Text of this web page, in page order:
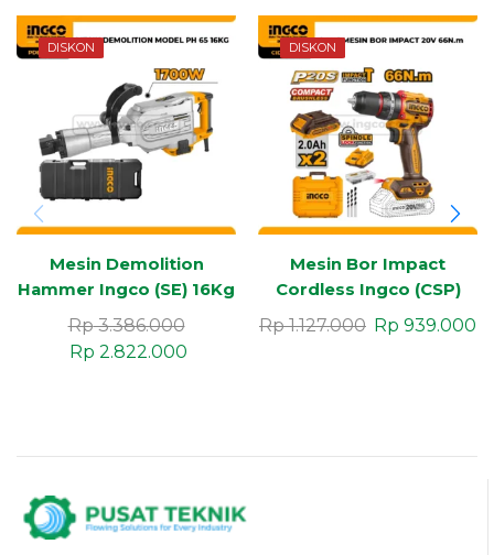
DISKON
Mesin Demolition
Hammer Ingco (SE) 16Kg
PH65
Rp3.386.000
Rp 2.822.000
DISKON
Mesin Bor Impact
Cordless Ingco (CSP)
20V 66N.m
Rp1.127.000 Rp 939.000